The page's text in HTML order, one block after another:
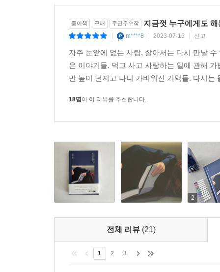
종이책 구매 주간우수작 지금껏 누구에게도
m****8 2023-07-16 신고
자주 눈앞에 없는 사람, 살아서는 다시 만날
은 이야기들. 먹고 사고 사랑하는 일에 관해
만 높이 던지고 나니 가벼워진 기억들. 다시
18명이 이 리뷰를 추천합니다.
2
전체 리뷰 (21)
1 2 3